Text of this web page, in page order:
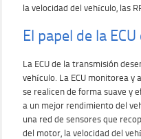
la velocidad del vehículo, las
El papel de la
La ECU de la transmisión
vehículo. La ECU monitorea
se realicen de forma suave y
a un mejor rendimiento del
una red de sensores que
del motor, la velocidad del